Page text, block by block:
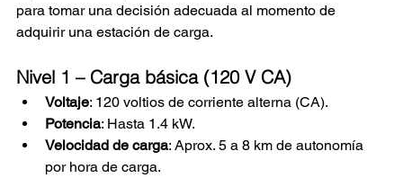
para tomar una decisión adecuada al momento de
adquirir una estación de carga.
Nivel 1 – Carga básica (120 V CA)
Voltaje: 120 voltios de corriente alterna (CA).
Potencia: Hasta 1.4 kW.
Velocidad de carga: Aprox. 5 a 8 km de autonomía
por hora de carga.